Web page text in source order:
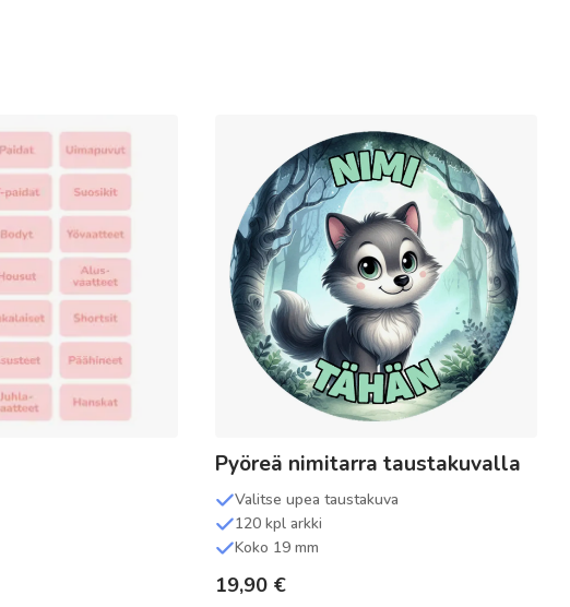
Valitse upea taustakuva
120 kpl arkki
Koko 19 mm
Pyöreä nimitarra taustakuvalla
19,90 €